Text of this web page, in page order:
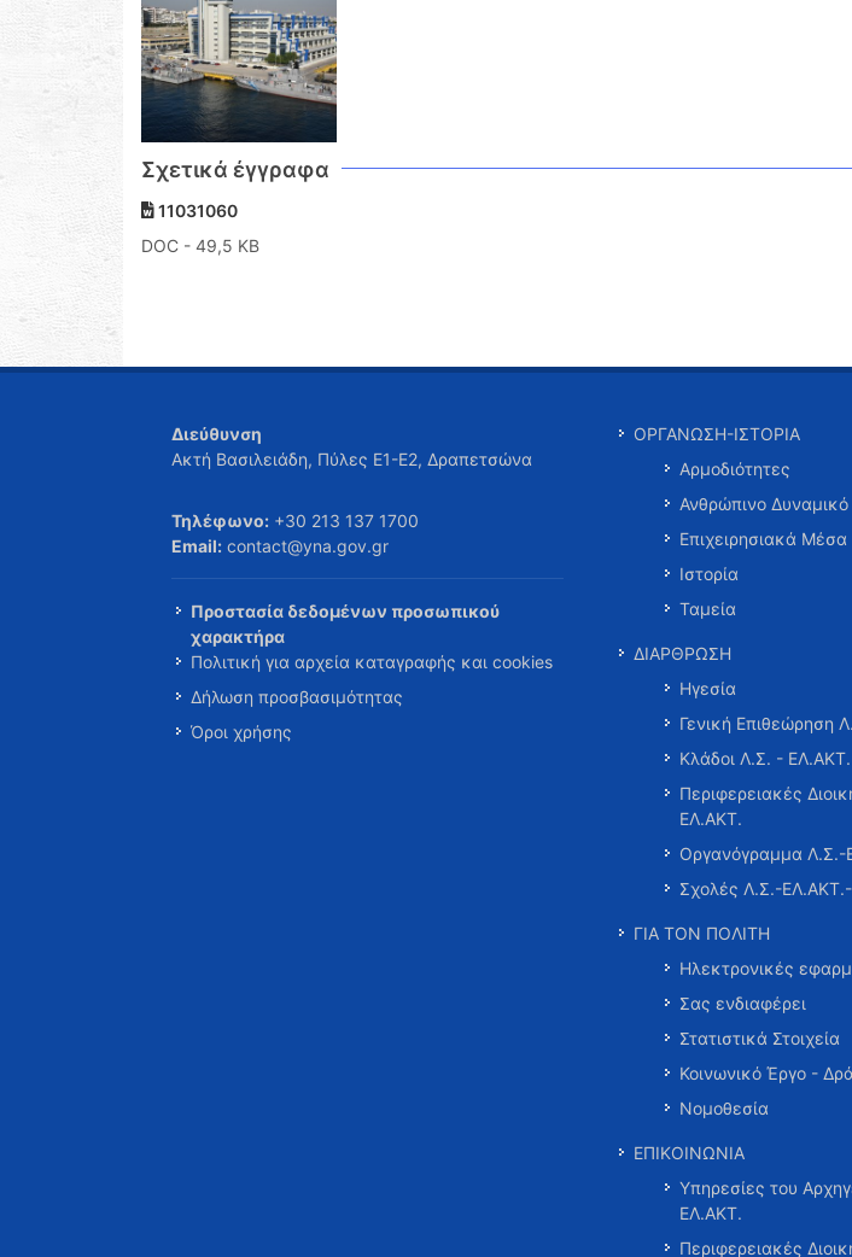
Σχετικά έγγραφα
11031060
DOC - 49,5 KB
Διεύθυνση
Ακτή Βασιλειάδη, Πύλες Ε1-Ε2, Δραπετσώνα
Τηλέφωνο: +30 213 137 1700
Email: contact@yna.gov.gr
Προστασία δεδομένων προσωπικού
χαρακτήρα
Πολιτική για αρχεία καταγραφής και cookies
Δήλωση προσβασιμότητας
Όροι χρήσης
ΟΡΓΑΝΩΣΗ-ΙΣΤΟΡΙΑ
Αρμοδιότητες
Ανθρώπινο Δυναμικό
Επιχειρησιακά Μέσα
Ιστορία
Ταμεία
ΔΙΑΡΘΡΩΣΗ
Ηγεσία
Γενική Επιθεώρηση
Κλάδοι Λ.Σ. - ΕΛ.ΑΚΤ.
Περιφερειακές
ΕΛ.ΑΚΤ.
Οργανόγραμμα Λ.Σ.-
Σχολές Λ.Σ.-
ΓΙΑ ΤΟΝ ΠΟΛΙΤΗ
Ηλεκτρονικές
Σας ενδιαφέρει
Στατιστικά Στοιχεία
Κοινωνικό Έργο -
Νομοθεσία
ΕΠΙΚΟΙΝΩΝΙΑ
Υπηρεσίες του
ΕΛ.ΑΚΤ.
Περιφερειακές